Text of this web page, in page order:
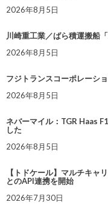
2026年8月5日
川崎重工業／ばら積運搬船
2026年8月5日
フジトランスコーポレーシ
2026年8月5日
ネバーマイル：TGR Haas
した
2026年8月5日
【トドケール】マルチキャ
とのAPI連携を開始
2026年7月30日